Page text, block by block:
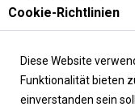
Cookie-Richtlinien
Diese Website
Funktionalität bieten
einverstanden sein